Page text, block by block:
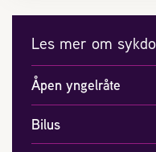
Nyheter
Kurs
Aktivitetskalender
Les mer om
Åpen yngelråte
Bilus